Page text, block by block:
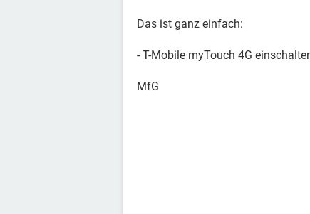
Das ist ganz einfach:
- T-Mobile myTouch 4G
MfG